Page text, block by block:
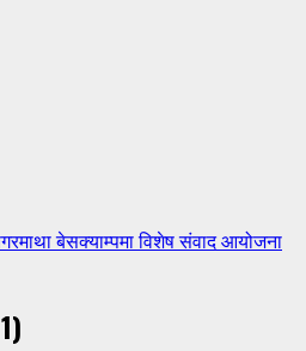
बेसक्याम्पमा विशेष संवाद आयोजना